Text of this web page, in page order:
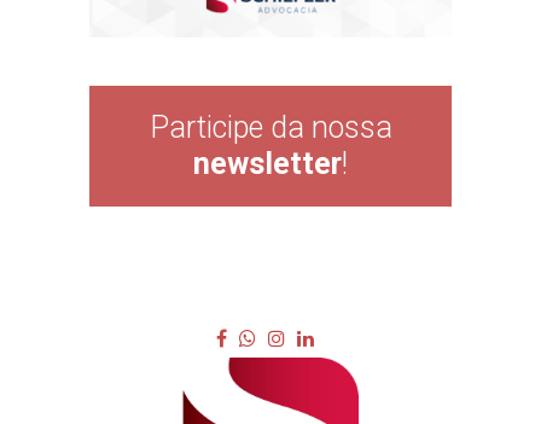
Participe da nossa
newsletter!